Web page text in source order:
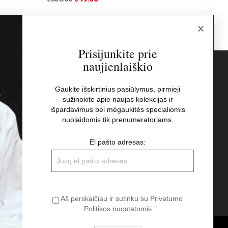
El pašto adresas:
Aš perskaičiau ir sutinku su Privatumo
Politikos nuostatomis
×
Prisijunkite prie
naujienlaiškio
Gaukite išskirtinius pasiūlymus, pirmieji
sužinokite apie naujas kolekcijas ir
išpardavimus bei mėgaukitės specialiomis
nuolaidomis tik prenumeratoriams.
El pašto adresas:
Aš perskaičiau ir sutinku su Privatumo
Politikos nuostatomis